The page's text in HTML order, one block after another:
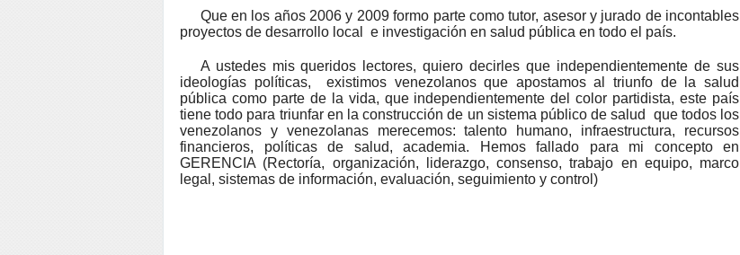
Que en los años 2006 y 2009 formo parte como tutor, asesor y jurado de incontables
proyectos de desarrollo local e investigación en salud pública en todo el país.
A ustedes mis queridos lectores, quiero decirles que independientemente de sus
ideologías políticas, existimos venezolanos que apostamos al triunfo de la salud
pública como parte de la vida, que independientemente del color partidista, este país
tiene todo para triunfar en la construcción de un sistema público de salud que todos los
venezolanos y venezolanas merecemos: talento humano, infraestructura, recursos
financieros, políticas de salud, academia. Hemos fallado para mi concepto en
GERENCIA (Rectoría, organización, liderazgo, consenso, trabajo en equipo, marco
legal, sistemas de información, evaluación, seguimiento y control)